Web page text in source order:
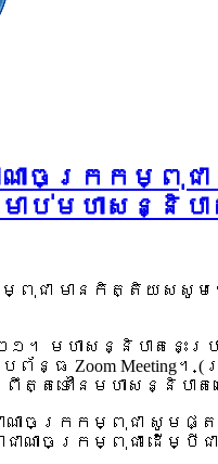
ាជាណាចក្រក
ាប់មហាសន្និប
រកម្ពុជា មានកិត្តិយស
មហាសន្និបាតនេះប្រ
ព័ន្ធ Zoom
ទៅនៃមហាសន្និបាត
រាជាណាចក្រកម្ពុជា
រាជាណាចក្រម្ពុជា ដ